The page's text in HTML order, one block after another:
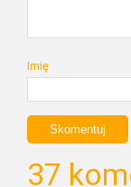
Imię
37